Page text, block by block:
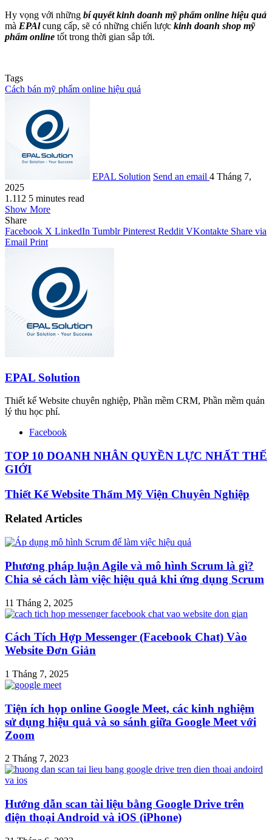
Hy vọng với những bí quyết kinh doanh mỹ phẩm online hiệu quả
mà EPAl cung cấp, sẽ có những chiến lược kinh doanh shop mỹ
phẩm online tốt trong thời gian sắp tới.
Tags
Cách bán mỹ phẩm online hiệu quả
EPAL Solution Send an email 4 Tháng 7,
2025
1.112 5 minutes read
Show More
Share
Facebook X LinkedIn Tumblr Pinterest Reddit VKontakte Share via
Email Print
EPAL Solution
Thiết kế Website chuyên nghiệp, Phần mềm CRM, Phần mềm quản
lý thu học phí.
Facebook
TOP 10 DOANH NHÂN QUYỀN LỰC NHẤT THẾ
GIỚI
Thiết Kế Website Thẩm Mỹ Viện Chuyên Nghiệp
Related Articles
Phương pháp luận Agile và mô hình Scrum là gì?
Chia sẻ cách làm việc hiệu quả khi ứng dụng Scrum
11 Tháng 2, 2025
Cách Tích Hợp Messenger (Facebook Chat) Vào
Website Đơn Giản
1 Tháng 7, 2025
Tiện ích họp online Google Meet, các kinh nghiệm
sử dụng hiệu quả và so sánh giữa Google Meet với
Zoom
2 Tháng 7, 2023
Hướng dẫn scan tài liệu bằng Google Drive trên
điện thoại Android và iOS (iPhone)